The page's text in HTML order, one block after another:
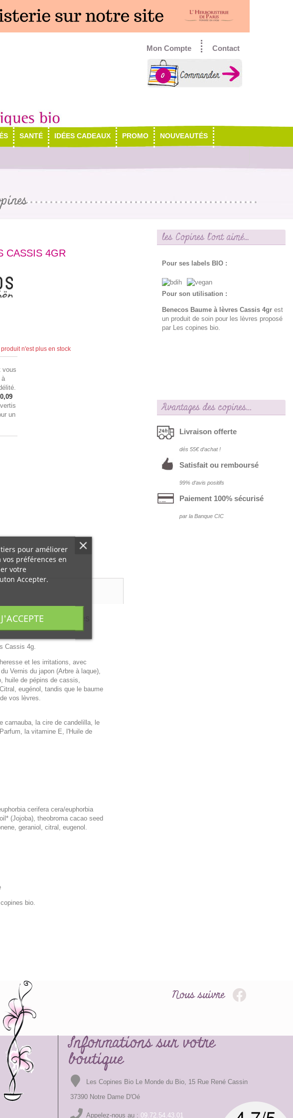
Contact
Mon Compte
0
SANTÉ IDÉES CADEAUX PROMO NOUVEAUTÉS
CASSIS 4GR
n'est plus en stock
vous
à
0,09
un
les Copines l'ont aimé...
Pour ses labels BIO :
Pour son utilisation :
Benecos Baume à lèvres Cassis 4grest
un produit de soin pour les lèvres proposé
par Les copines bio.
Avantages des copines…
Livraison offerte
dés 55€ d‘achat !
Satisfait ou remboursé
99% d‘avis positifs
Paiement 100% sécurisé
par la Banque CIC
par Les copines
Cassis 4g.
et les irritations, avec
Vernis du japon (Arbre à laque),
huile de pépins de cassis,
eugénol, tandis que le baume
vos lèvres.
carnauba, la cire de candelilla, le
la vitamine E, l'Huile de
cerifera cera/euphorbia
(Jojoba), theobroma cacao seed
geraniol, citral, eugenol.
bio.
pour améliorer
préférences en
votre
Accepter.
J'ACCEPTE
Nous suivre
Informations sur votre
boutique
Les Copines Bio Le Monde du Bio, 15 Rue René Cassin
37390 Notre Dame D'Oé
Appelez-nous au : 09.72.54.43.01